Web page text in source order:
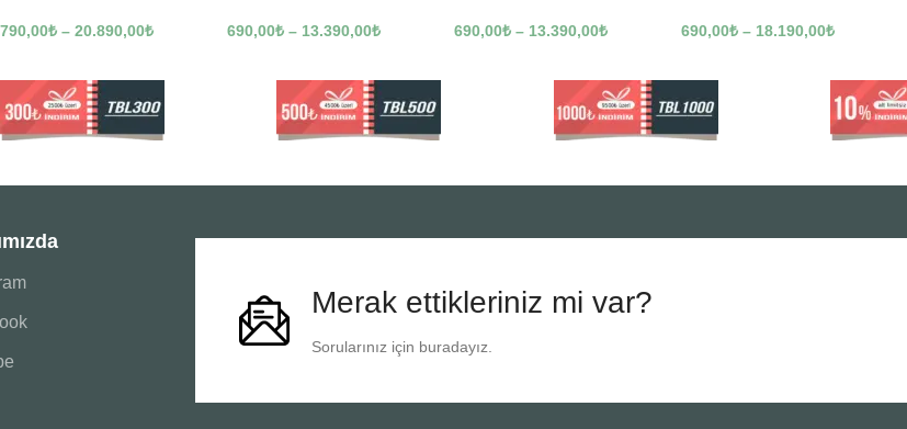
790,00₺ – 20.890,00₺
690,00₺ – 13.390,00₺
690,00₺ – 13.390,00₺
690,00₺ – 18.190,00₺
Merak ettikleriniz mi var?
Sorularınız için buradayız.